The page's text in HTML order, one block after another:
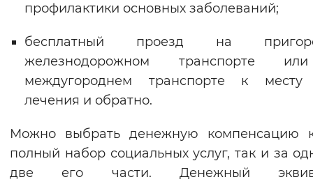
профилактики основных заболеваний;
бесплатный проезд на
железнодорожном транспорте
междугороднем транспорте к месту
лечения и обратно.
Можно выбрать денежную компенсацию
полный набор социальных услуг, так и за
две его части. Денежный